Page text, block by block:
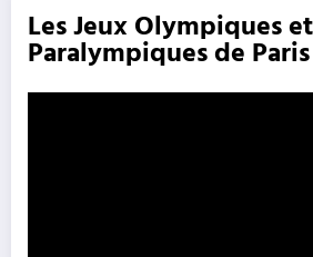
Les Jeux Olympiques et
Paralympiques de